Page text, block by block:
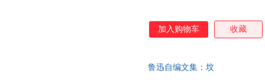
加入购物车 收藏
鲁迅自编文集：坟